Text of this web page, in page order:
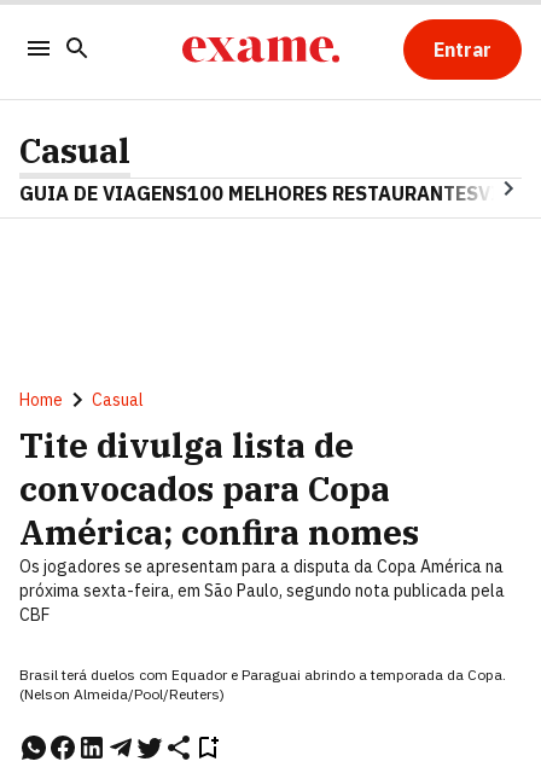
Entrar
Casual
GUIA DE VIAGENS100 MELHORES RESTAURANTES
Home Casual
Tite divulga lista de
convocados para Copa
América; confira nomes
Os jogadores se apresentam para a disputa da Copa América na
próxima sexta-feira, em São Paulo, segundo nota publicada pela
CBF
Brasil terá duelos com Equador e Paraguai abrindo a temporada da Copa.
(Nelson Almeida/Pool/Reuters)